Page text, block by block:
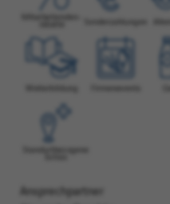
Ansprechpartner